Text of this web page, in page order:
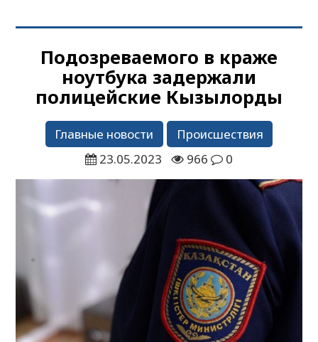
Подозреваемого в краже
ноутбука задержали
полицейские Кызылорды
Главные новости
Происшествия
23.05.2023
966 0